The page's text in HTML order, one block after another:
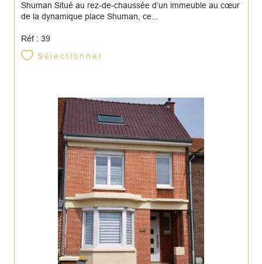
Shuman Situé au rez-de-chaussée d’un immeuble au cœur
de la dynamique place Shuman, ce...
Réf : 39
Sélectionner